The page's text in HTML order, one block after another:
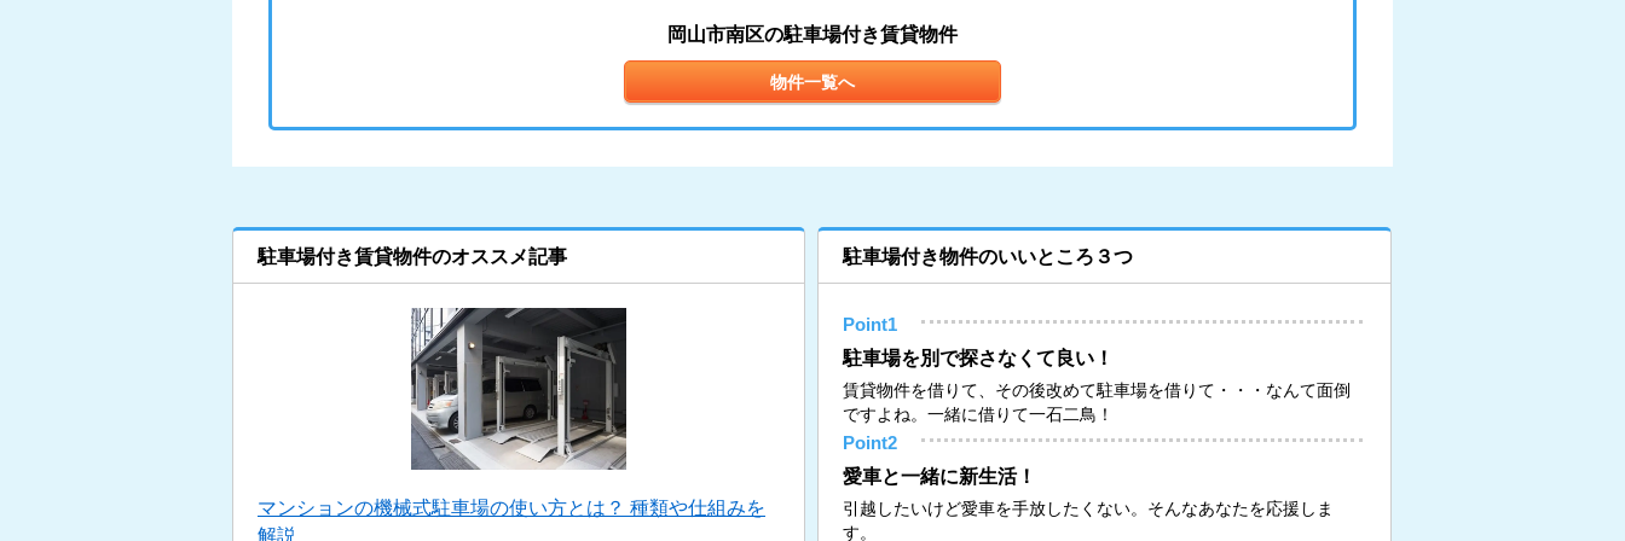
岡山市南区の駐車場付き賃貸物件
物件一覧へ
駐車場付き賃貸物件のオススメ記事
マンションの機械式駐車場の使い方とは？ 種類や仕組みを
解説
駐車場付き物件のいいところ３つ
Point1
駐車場を別で探さなくて良い！
賃貸物件を借りて、その後改めて駐車場を借りて・・・なんて面倒
ですよね。一緒に借りて一石二鳥！
Point2
愛車と一緒に新生活！
引越したいけど愛車を手放したくない。そんなあなたを応援しま
す。